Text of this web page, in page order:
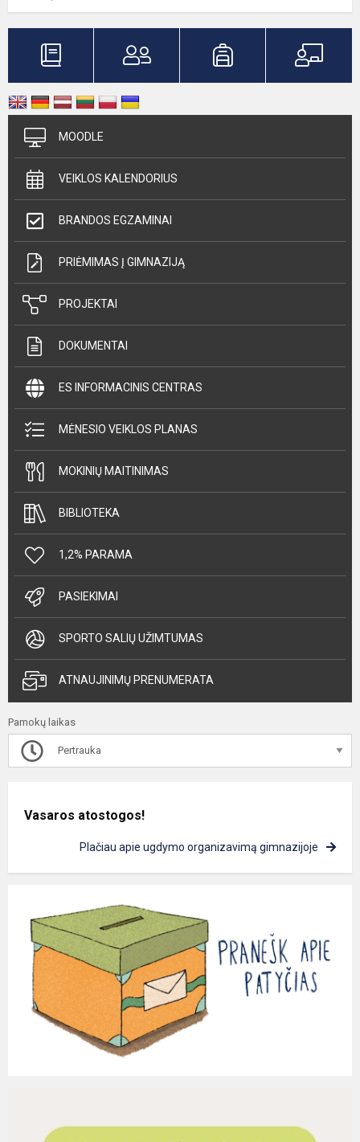
MOODLE
VEIKLOS KALENDORIUS
BRANDOS EGZAMINAI
PRIĖMIMAS Į GIMNAZIJĄ
PROJEKTAI
DOKUMENTAI
ES INFORMACINIS CENTRAS
MĖNESIO VEIKLOS PLANAS
MOKINIŲ MAITINIMAS
BIBLIOTEKA
1,2% PARAMA
PASIEKIMAI
SPORTO SALIŲ UŽIMTUMAS
ATNAUJINIMŲ PRENUMERATA
Pamokų laikas
Pertrauka
Vasaros atostogos!
Plačiau apie ugdymo organizavimą gimnazijoje